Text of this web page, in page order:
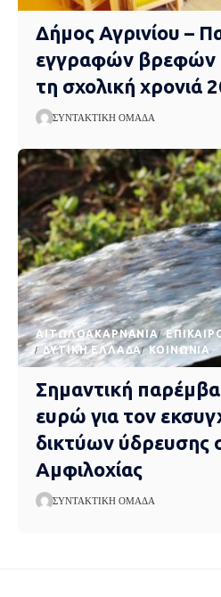
Δήμος Αγρινίου –
εγγραφών βρεφών
τη σχολική χρονιά
ΣΥΝΤΑΚΤΙΚΉ ΟΜΆΔΑ
AΙΤΩΛΟΑΚΑΡΝΑΝΊΑ
ΔΥΤΙΚΉ ΕΛΛΆΔΑ
ΚΟΙΝΩΝΊΑ
Σημαντική
ευρώ για τον
δικτύων ύδρευσης
Αμφιλοχίας
ΣΥΝΤΑΚΤΙΚΉ ΟΜΆΔΑ